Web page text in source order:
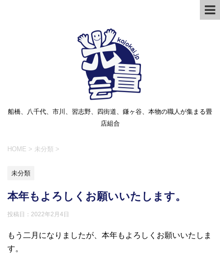
船橋、八千代、市川、習志野、四街道、鎌ヶ谷、本物の職人が集まる畳
店組合
HOME > 未分類 >
未分類
本年もよろしくお願いいたします。
投稿日： 2022年2月4日
もう二月になりましたが、本年もよろしくお願いいたしま
す。